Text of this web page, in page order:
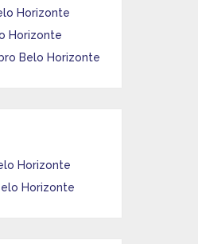
Horizonte
Horizonte
Belo Horizonte
Horizonte
Horizonte